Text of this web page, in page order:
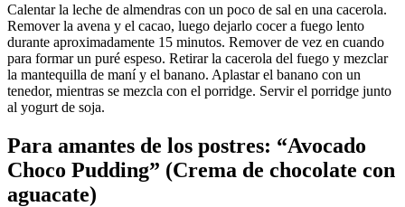
Calentar la leche de almendras con un poco de sal en una cacerola.
Remover la avena y el cacao, luego dejarlo cocer a fuego lento
durante aproximadamente 15 minutos. Remover de vez en cuando
para formar un puré espeso. Retirar la cacerola del fuego y mezclar
la mantequilla de maní y el banano. Aplastar el banano con un
tenedor, mientras se mezcla con el porridge. Servir el porridge junto
al yogurt de soja.
Para amantes de los postres: “Avocado
Choco Pudding” (Crema de chocolate con
aguacate)